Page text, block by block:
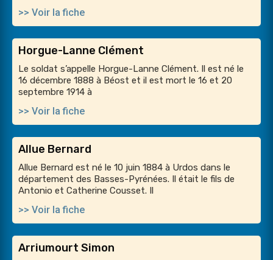
>> Voir la fiche
Horgue-Lanne Clément
Le soldat s’appelle Horgue-Lanne Clément. Il est né le
16 décembre 1888 à Béost et il est mort le 16 et 20
septembre 1914 à
>> Voir la fiche
Allue Bernard
Allue Bernard est né le 10 juin 1884 à Urdos dans le
département des Basses-Pyrénées. Il était le fils de
Antonio et Catherine Cousset. Il
>> Voir la fiche
Arriumourt Simon